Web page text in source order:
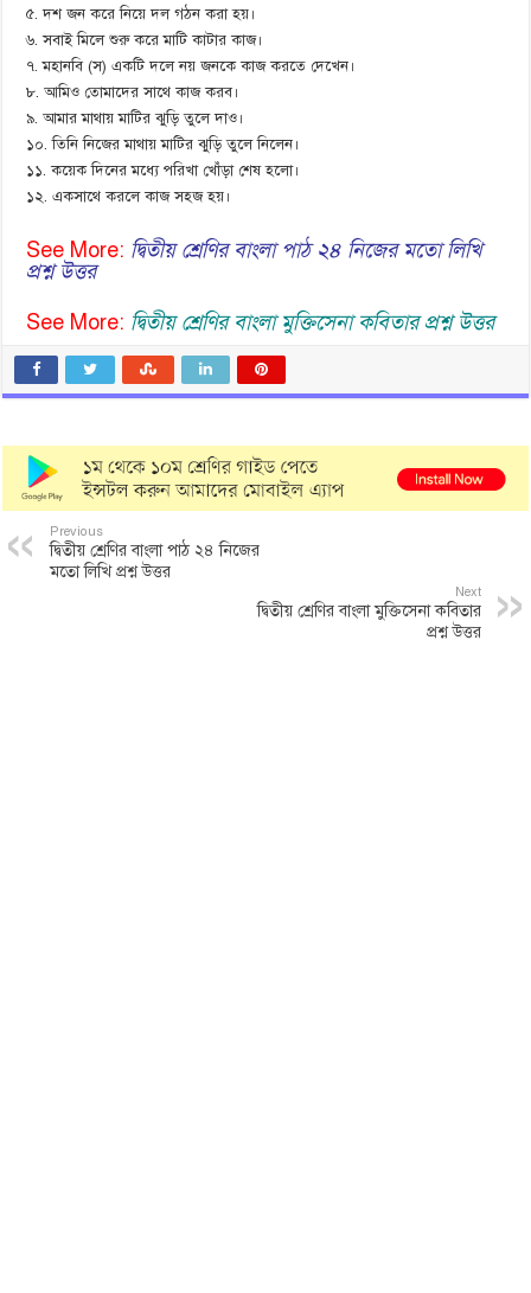
৫. দশ জন করে নিয়ে দল গঠন করা হয়।
৬. সবাই মিলে শুরু করে মাটি কাটার কাজ।
৭. মহানবি (স) একটি দলে নয় জনকে কাজ করতে দেখেন।
৮. আমিও তোমাদের সাথে কাজ করব।
৯. আমার মাথায় মাটির ঝুড়ি তুলে দাও।
১০. তিনি নিজের মাথায় মাটির ঝুড়ি তুলে নিলেন।
১১. কয়েক দিনের মধ্যে পরিখা খোঁড়া শেষ হলো।
১২. একসাথে করলে কাজ সহজ হয়।
See More: দ্বিতীয় শ্রেণির বাংলা পাঠ ২৪ নিজের মতো লিখি
প্রশ্ন উত্তর
See More: দ্বিতীয় শ্রেণির বাংলা মুক্তিসেনা কবিতার প্রশ্ন উত্তর
Previous
দ্বিতীয় শ্রেণির বাংলা পাঠ ২৪ নিজের
মতো লিখি প্রশ্ন উত্তর
Next
দ্বিতীয় শ্রেণির বাংলা মুক্তিসেনা কবিতার
প্রশ্ন উত্তর